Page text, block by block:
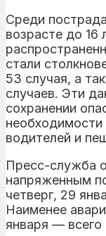
Среди
возрасте до 16
стали
53 случая, а
случаев. Эти
сохранении
водителей и
Пресс-служба
напряженным
четверг, 29
Наименее
января —